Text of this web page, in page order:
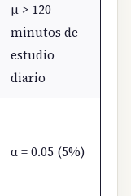
μ > 120
minutos de
estudio
diario
α = 0.05 (5%)